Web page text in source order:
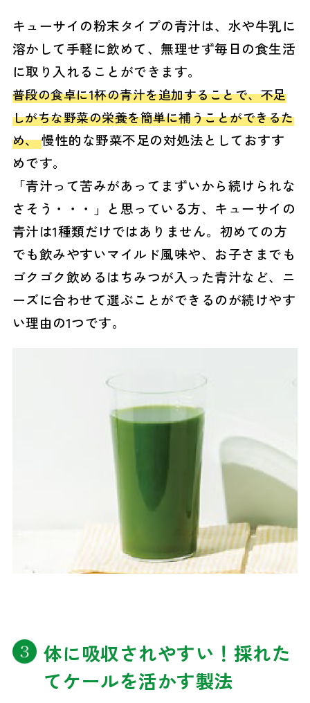
キューサイの粉末タイプの青汁は、水や牛乳に
溶かして手軽に飲めて、無理せず毎日の食生活
に取り入れることができます。
普段の食卓に1杯の青汁を追加することで、不足
しがちな野菜の栄養を簡単に補うことができるた
め、慢性的な野菜不足の対処法としておすす
めです。
「青汁って苦みがあってまずいから続けられな
さそう・・・」と思っている方、キューサイの
青汁は1種類だけではありません。初めての方
でも飲みやすいマイルド風味や、お子さまでも
ゴクゴク飲めるはちみつが入った青汁など、ニ
ーズに合わせて選ぶことができるのが続けやす
い理由の1つです。
体に吸収されやすい！採れた
てケールを活かす製法